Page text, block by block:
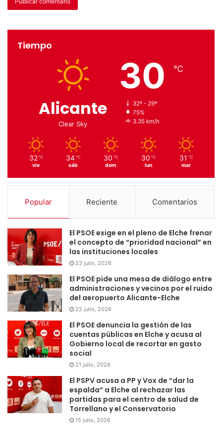
Tiempo
Alicante
Clear Sky
30 ℃
32º - 29º
75%
3.35 km/h
32 ℃
vie
34 ℃
sáb
30 ℃
dom
30 ℃
lun
31 ℃
mar
Popular Reciente Comentarios
El PSOE exige en el pleno de Elche frenar
el concepto de “prioridad nacional” en
las instituciones locales
23 julio, 2026
El PSOE pide una mesa de diálogo entre
administraciones y vecinos por el ruido
del aeropuerto Alicante-Elche
22 julio, 2026
El PSOE denuncia la gestión de las
cuentas públicas en Elche y acusa al
Gobierno local de recortar en gasto
social
21 julio, 2026
El PSPV acusa a PP y Vox de “dar la
espalda” a Elche al rechazar las
partidas para el centro de salud de
Torrellano y el Conservatorio
15 julio, 2026